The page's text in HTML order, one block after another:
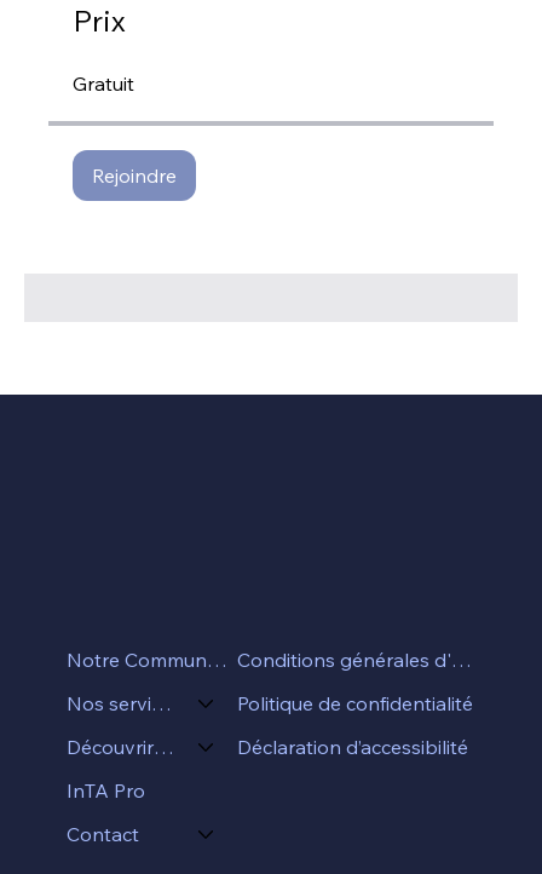
Prix
Gratuit
Rejoindre
Notre Communauté
Nos services
Découvrir InTA
InTA Pro
Contact
Conditions générales d'utilisation
Politique de confidentialité
Déclaration d’accessibilité